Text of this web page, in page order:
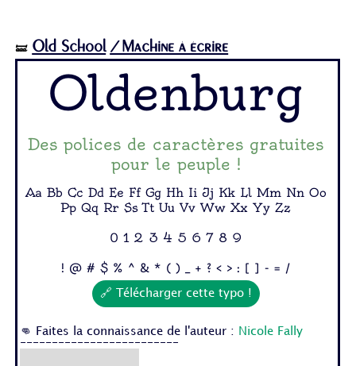
🝛 Old School /Machine à écrire
Oldenburg
Des polices de caractères gratuites
pour le peuple !
Aa Bb Cc Dd Ee Ff Gg Hh Ii Jj Kk Ll Mm Nn Oo
Pp Qq Rr Ss Tt Uu Vv Ww Xx Yy Zz
0 1 2 3 4 5 6 7 8 9
! @ # $ % ^ & * ( ) _ + ? < > : [ ] - = /
🔗 Télécharger cette typo !
👊 Faites la connaissance de l'auteur :
Nicole Fally
-------------------------